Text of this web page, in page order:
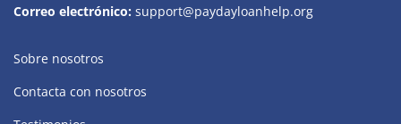
Correo electrónico: support@paydayloanhelp.org
Sobre nosotros
Contacta con nosotros